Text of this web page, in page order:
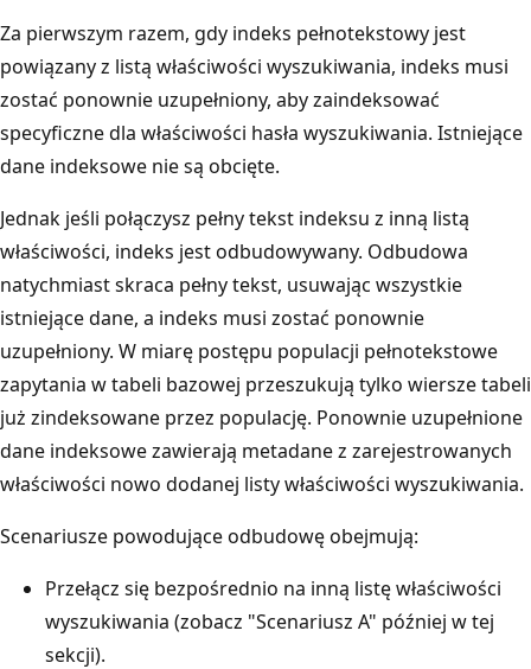
Za pierwszym razem, gdy indeks pełnotekstowy jest
powiązany z listą właściwości wyszukiwania, indeks musi
zostać ponownie uzupełniony, aby zaindeksować
specyficzne dla właściwości hasła wyszukiwania. Istniejące
dane indeksowe nie są obcięte.
Jednak jeśli połączysz pełny tekst indeksu z inną listą
właściwości, indeks jest odbudowywany. Odbudowa
natychmiast skraca pełny tekst, usuwając wszystkie
istniejące dane, a indeks musi zostać ponownie
uzupełniony. W miarę postępu populacji pełnotekstowe
zapytania w tabeli bazowej przeszukują tylko wiersze tabeli
już zindeksowane przez populację. Ponownie uzupełnione
dane indeksowe zawierają metadane z zarejestrowanych
właściwości nowo dodanej listy właściwości wyszukiwania.
Scenariusze powodujące odbudowę obejmują:
Przełącz się bezpośrednio na inną listę właściwości
wyszukiwania (zobacz "Scenariusz A" później w tej
sekcji).